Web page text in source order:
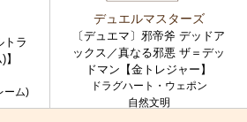
トラ
ーム)
デュエルマスターズ
〔デュエマ〕邪帝斧 デッドア
ックス／真なる邪悪 ザ＝デッ
ドマン【金トレジャー】
ドラグハート・ウェポン
自然文明